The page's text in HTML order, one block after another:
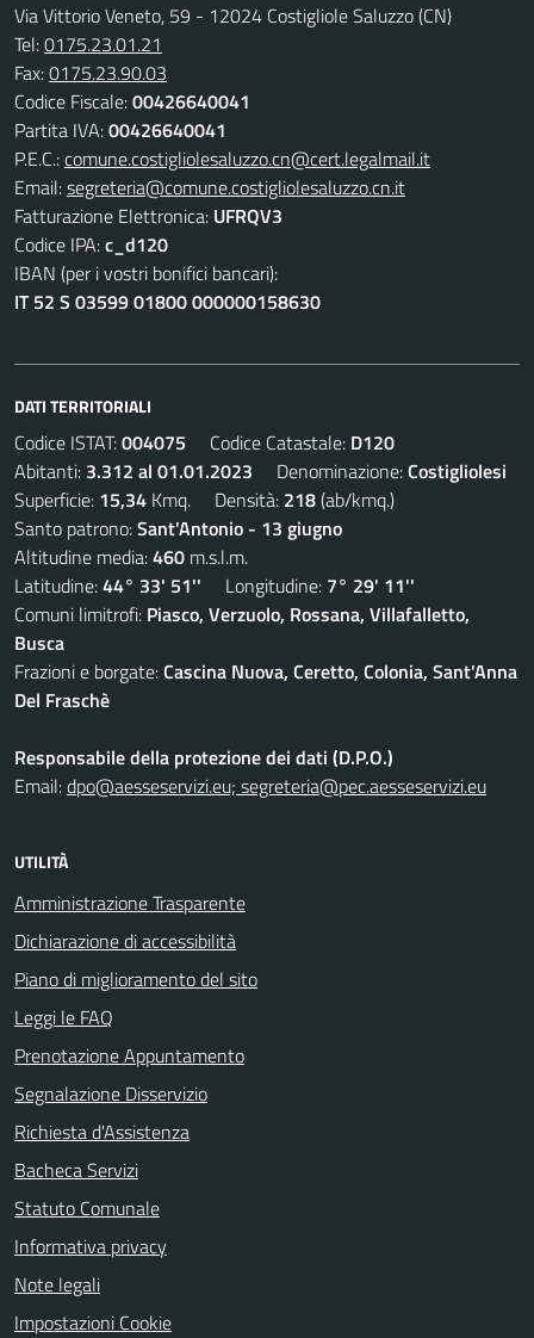
Via Vittorio Veneto, 59 - 12024 Costigliole Saluzzo (CN)
Tel:0175.23.01.21
Fax:0175.23.90.03
Codice Fiscale:00426640041
Partita IVA:00426640041
P.E.C.:comune.costigliolesaluzzo.cn@cert.legalmail.it
Email:segreteria@comune.costigliolesaluzzo.cn.it
Fatturazione Elettronica: UFRQV3
Codice IPA:c_d120
IBAN (per i vostri bonifici bancari):
IT 52 S 03599 01800 000000158630
DATI TERRITORIALI
Codice ISTAT:004075 Codice Catastale: D120
Abitanti: 3.312 al 01.01.2023 Denominazione:Costigliolesi
Superficie: 15,34 Kmq. Densità: 218(ab/kmq.)
Santo patrono:Sant'Antonio - 13 giugno
Altitudine media:460 m.s.l.m.
Latitudine:44° 33' 51'' Longitudine: 7° 29' 11''
Comuni limitrofi: Piasco, Verzuolo, Rossana, Villafalletto,
Busca
Frazioni e borgate:Cascina Nuova, Ceretto, Colonia, Sant'Anna
Del Fraschè
Responsabile della protezione dei dati (D.P.O.)
Email:dpo@aesseservizi.eu; segreteria@pec.aesseservizi.eu
UTILITÀ
Amministrazione Trasparente
Dichiarazione di accessibilità
Piano di miglioramento del sito
Leggi le FAQ
Prenotazione Appuntamento
Segnalazione Disservizio
Richiesta d'Assistenza
Bacheca Servizi
Statuto Comunale
Informativa privacy
Note legali
Impostazioni Cookie